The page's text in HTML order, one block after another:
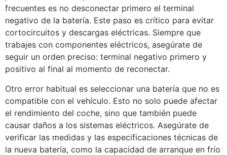
frecuentes es no desconectar primero el terminal
negativo de la batería. Este paso es crítico para evitar
cortocircuitos y descargas eléctricas. Siempre que
trabajes con componentes eléctricos, asegúrate de
seguir un orden preciso: terminal negativo primero y
positivo al final al momento de reconectar.
Otro error habitual es seleccionar una batería que no es
compatible con el vehículo. Esto no solo puede afectar
el rendimiento del coche, sino que también puede
causar daños a los sistemas eléctricos. Asegúrate de
verificar las medidas y las especificaciones técnicas de
la nueva batería, como la capacidad de arranque en frío